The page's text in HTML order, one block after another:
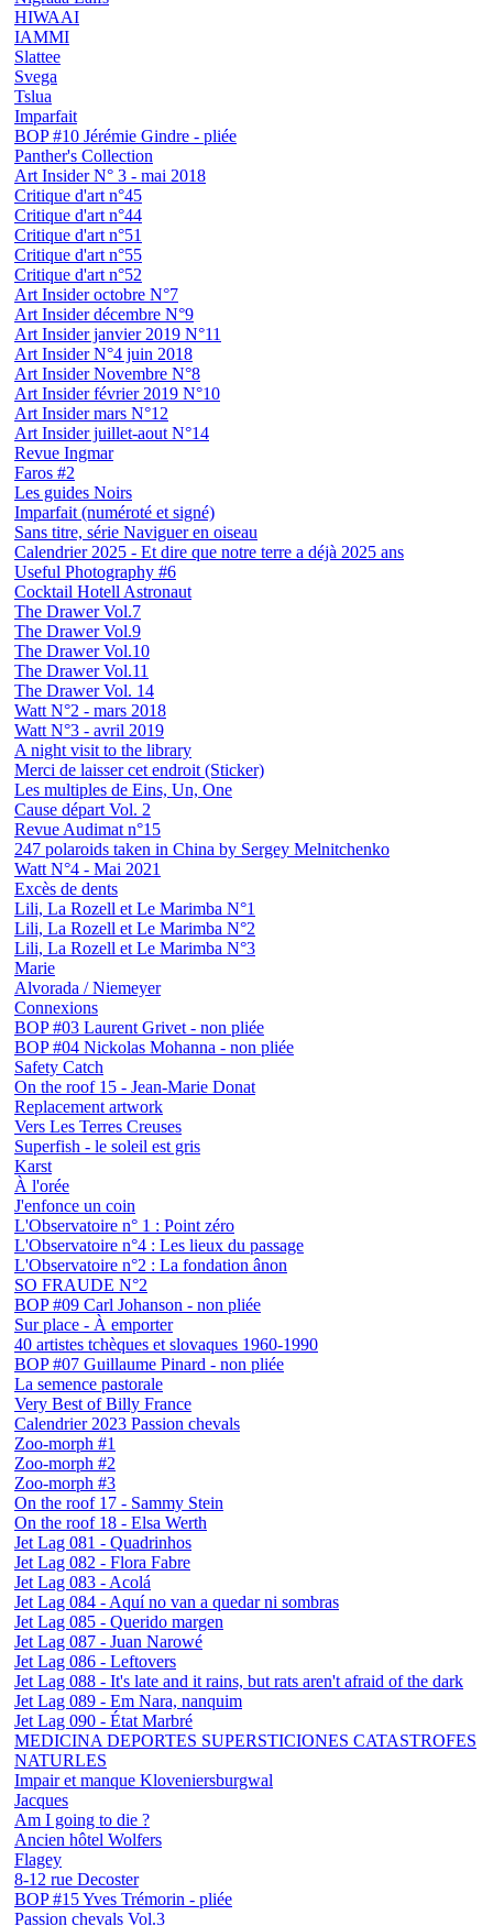
HIWAAI
IAMMI
Slattee
Svega
Tslua
Imparfait
BOP #10 Jérémie Gindre - pliée
Panther's Collection
Art Insider N° 3 - mai 2018
Critique d'art n°45
Critique d'art n°44
Critique d'art n°51
Critique d'art n°55
Critique d'art n°52
Art Insider octobre N°7
Art Insider décembre N°9
Art Insider janvier 2019 N°11
Art Insider N°4 juin 2018
Art Insider Novembre N°8
Art Insider février 2019 N°10
Art Insider mars N°12
Art Insider juillet-aout N°14
Revue Ingmar
Faros #2
Les guides Noirs
Imparfait (numéroté et signé)
Sans titre, série Naviguer en oiseau
Calendrier 2025 - Et dire que notre terre a déjà 2025 ans
Useful Photography #6
Cocktail Hotell Astronaut
The Drawer Vol.7
The Drawer Vol.9
The Drawer Vol.10
The Drawer Vol.11
The Drawer Vol. 14
Watt N°2 - mars 2018
Watt N°3 - avril 2019
A night visit to the library
Merci de laisser cet endroit (Sticker)
Les multiples de Eins, Un, One
Cause départ Vol. 2
Revue Audimat n°15
247 polaroids taken in China by Sergey Melnitchenko
Watt N°4 - Mai 2021
Excès de dents
Lili, La Rozell et Le Marimba N°1
Lili, La Rozell et Le Marimba N°2
Lili, La Rozell et Le Marimba N°3
Marie
Alvorada / Niemeyer
Connexions
BOP #03 Laurent Grivet - non pliée
BOP #04 Nickolas Mohanna - non pliée
Safety Catch
On the roof 15 - Jean-Marie Donat
Replacement artwork
Vers Les Terres Creuses
Superfish - le soleil est gris
Karst
À l'orée
J'enfonce un coin
L'Observatoire n° 1 : Point zéro
L'Observatoire n°4 : Les lieux du passage
L'Observatoire n°2 : La fondation ânon
SO FRAUDE N°2
BOP #09 Carl Johanson - non pliée
Sur place - À emporter
40 artistes tchèques et slovaques 1960-1990
BOP #07 Guillaume Pinard - non pliée
La semence pastorale
Very Best of Billy France
Calendrier 2023 Passion chevals
Zoo-morph #1
Zoo-morph #2
Zoo-morph #3
On the roof 17 - Sammy Stein
On the roof 18 - Elsa Werth
Jet Lag 081 - Quadrinhos
Jet Lag 082 - Flora Fabre
Jet Lag 083 - Acolá
Jet Lag 084 - Aquí no van a quedar ni sombras
Jet Lag 085 - Querido margen
Jet Lag 087 - Juan Narowé
Jet Lag 086 - Leftovers
Jet Lag 088 - It's late and it rains, but rats aren't afraid of the dark
Jet Lag 089 - Em Nara, nanquim
Jet Lag 090 - État Marbré
MEDICINA DEPORTES SUPERSTICIONES CATASTROFES
NATURLES
Impair et manque Kloveniersburgwal
Jacques
Am I going to die ?
Ancien hôtel Wolfers
Flagey
8-12 rue Decoster
BOP #15 Yves Trémorin - pliée
Passion chevals Vol.3